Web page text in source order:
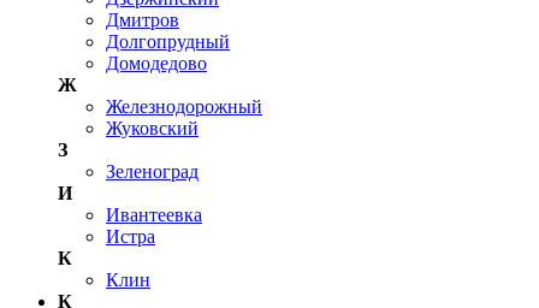
Дмитров
Долгопрудный
Домодедово
Ж
Железнодорожный
Жуковский
З
Зеленоград
И
Ивантеевка
Истра
К
Клин
К